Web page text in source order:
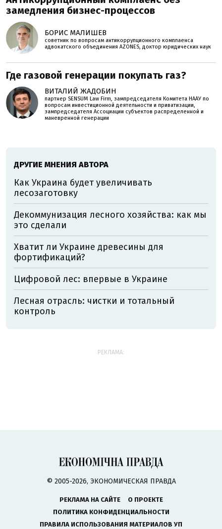
замедления бизнес-процессов
БОРИС МАЛИШЕВ
советник по вопросам антикоррупционного комплаенса
адвокатского объединения AZONES, доктор юридических наук
Где газовой генерации покупать газ?
ВИТАЛИЙ ЖАДОБИН
партнер SENSUM Law Firm, зампредседателя Комитета НААУ по
вопросам инвестиционной деятельности и приватизации,
зампредседателя Ассоциации субъектов распределенной и
маневренной генерации
ДРУГИЕ МНЕНИЯ АВТОРА
Как Украина будет увеличивать
лесозаготовку
Декоммунизация лесного хозяйства: как мы
это сделали
Хватит ли Украине древесины для
фортификаций?
Цифровой лес: впервые в Украине
Лесная отрасль: чистки и тотальный
контроль
РЕКЛАМА:
© 2005-2026, ЭКОНОМИЧЕСКАЯ ПРАВДА
РЕКЛАМА НА САЙТЕ
О ПРОЕКТЕ
ПОЛИТИКА КОНФИДЕНЦИАЛЬНОСТИ
ПРАВИЛА ИСПОЛЬЗОВАНИЯ МАТЕРИАЛОВ УП